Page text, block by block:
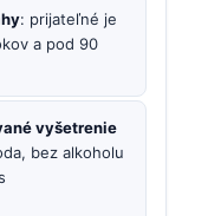
: prijateľné je
a pod 90
vyšetrenie
bez alkoholu